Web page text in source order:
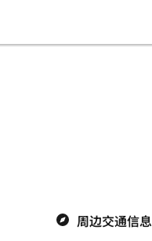
周边交通信息